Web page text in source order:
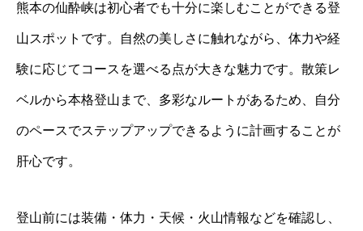
熊本の仙酔峡は初心者でも十分に楽しむことができる登
山スポットです。自然の美しさに触れながら、体力や経
験に応じてコースを選べる点が大きな魅力です。散策レ
ベルから本格登山まで、多彩なルートがあるため、自分
のペースでステップアップできるように計画することが
肝心です。
登山前には装備・体力・天候・火山情報などを確認し、